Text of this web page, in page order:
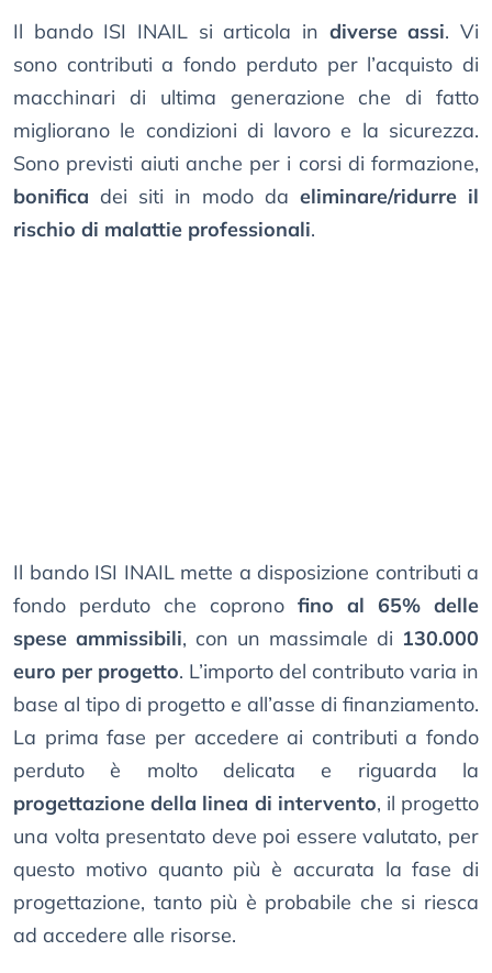
Il bando ISI INAIL si articola in diverse assi. Vi
sono contributi a fondo perduto per l’acquisto di
macchinari di ultima generazione che di fatto
migliorano le condizioni di lavoro e la sicurezza.
Sono previsti aiuti anche per i corsi di formazione,
bonifica dei siti in modo da eliminare/ridurre il
rischio di malattie professionali.
Il bando ISI INAIL mette a disposizione contributi a
fondo perduto che coprono fino al 65% delle
spese ammissibili, con un massimale di 130.000
euro per progetto. L’importo del contributo varia in
base al tipo di progetto e all’asse di finanziamento.
La prima fase per accedere ai contributi a fondo
perduto è molto delicata e riguarda la
progettazione della linea di intervento, il progetto
una volta presentato deve poi essere valutato, per
questo motivo quanto più è accurata la fase di
progettazione, tanto più è probabile che si riesca
ad accedere alle risorse.